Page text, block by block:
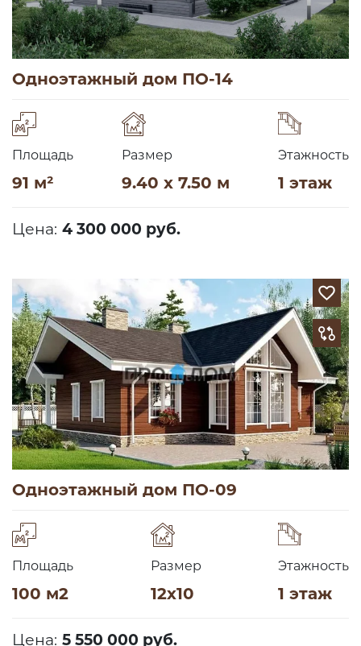
Одноэтажный дом ПО-14
Площадь
91 м²
Размер
9.40 x 7.50 м
Этажность
1 этаж
Цена: 4 300 000 руб.
Одноэтажный дом ПО-09
Площадь
100 м2
Размер
12х10
Этажность
1 этаж
Цена: 5 550 000 руб.